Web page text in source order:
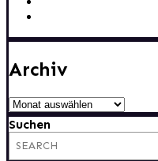
Archiv
Archiv
Suchen